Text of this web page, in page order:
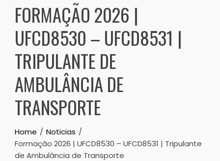
FORMAÇÃO 2026 |
UFCD8530 – UFCD8531 |
TRIPULANTE DE
AMBULÂNCIA DE
TRANSPORTE
Home
Noticias
Formação 2026 | UFCD8530 – UFCD8531 | Tripulante
de Ambulância de Transporte